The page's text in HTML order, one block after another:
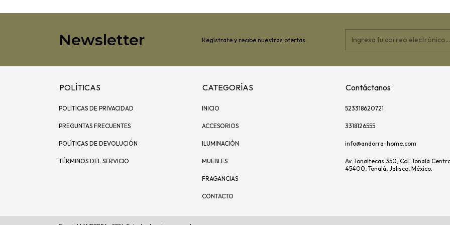
Newsletter Regístrate y recibe nuestras ofertas.
POLÍTICAS
POLITICAS DE PRIVACIDAD
PREGUNTAS FRECUENTES
POLÍTICAS DE DEVOLUCIÓN
TÉRMINOS DEL SERVICIO
CATEGORÍAS
INICIO
ACCESORIOS
ILUMINACIÓN
MUEBLES
FRAGANCIAS
CONTACTO
Contáctanos
523318620721
3318126555
info@andorra-home.com
Av. Tonaltecas 350, Col. Tonalá
45400, Tonalá, Jalisco, México.